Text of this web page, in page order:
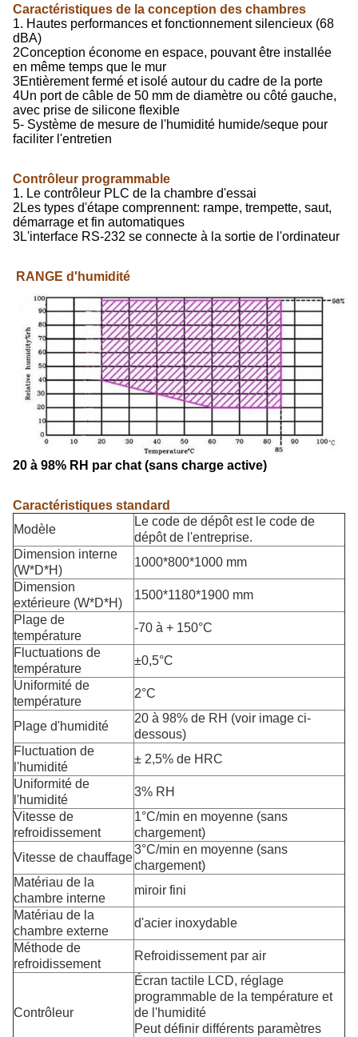
Caractéristiques de la conception des chambres
1. Hautes performances et fonctionnement silencieux (68
dBA)
2Conception économe en espace, pouvant être installée
en même temps que le mur
3Entièrement fermé et isolé autour du cadre de la porte
4Un port de câble de 50 mm de diamètre ou côté gauche,
avec prise de silicone flexible
5- Système de mesure de l'humidité humide/seque pour
faciliter l'entretien
Contrôleur programmable
1. Le contrôleur PLC de la chambre d'essai
2Les types d'étape comprennent: rampe, trempette, saut,
démarrage et fin automatiques
3L'interface RS-232 se connecte à la sortie de l'ordinateur
RANGE d'humidité
20 à 98% RH par chat (sans charge active)
Caractéristiques standard
Modèle
Le code de dépôt est le code de
dépôt de l'entreprise.
Dimension interne
(W*D*H)
1000*800*1000 mm
Dimension
extérieure (W*D*H)
1500*1180*1900 mm
Plage de
température
-70 à + 150°C
Fluctuations de
température
±0,5°C
Uniformité de
température
2°C
Plage d'humidité
20 à 98% de RH (voir image ci-
dessous)
Fluctuation de
l'humidité
± 2,5% de HRC
Uniformité de
l'humidité
3% RH
Vitesse de
refroidissement
1°C/min en moyenne (sans
chargement)
Vitesse de chauffage
3°C/min en moyenne (sans
chargement)
Matériau de la
chambre interne
miroir fini
Matériau de la
chambre externe
d'acier inoxydable
Méthode de
refroidissement
Refroidissement par air
Contrôleur
Écran tactile LCD, réglage
programmable de la température et
de l'humidité
Peut définir différents paramètres